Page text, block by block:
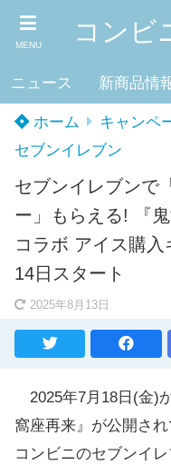
MENU コンビ
ニュース 新商品情
ホーム
キャンペ
セブンイレブン
セブンイレブンで
ー」もらえる! 『
コラボ アイス購入
14日スタート
2025年8月13日
2025年7月18日(金)
窩座再来』が公開さ
コンビニのセブンイ